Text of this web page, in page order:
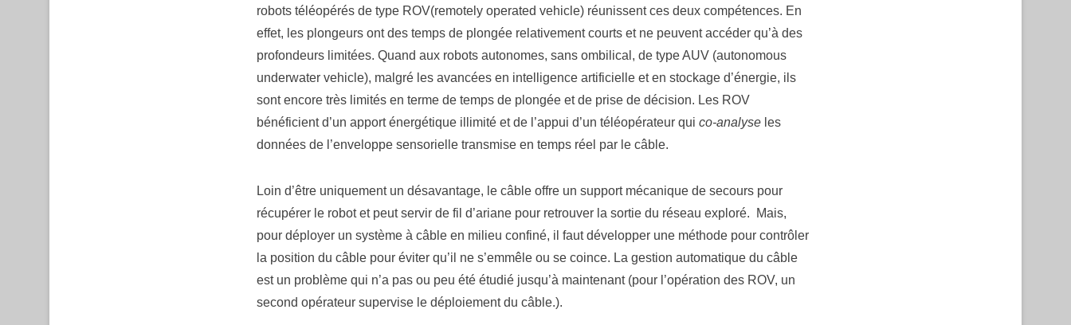
robots téléopérés de type ROV(remotely operated vehicle) réunissent ces deux compétences. En
effet, les plongeurs ont des temps de plongée relativement courts et ne peuvent accéder qu’à des
profondeurs limitées. Quand aux robots autonomes, sans ombilical, de type AUV (autonomous
underwater vehicle), malgré les avancées en intelligence artificielle et en stockage d’énergie, ils
sont encore très limités en terme de temps de plongée et de prise de décision. Les ROV
bénéficient d’un apport énergétique illimité et de l’appui d’un téléopérateur qui co-analyse les
données de l’enveloppe sensorielle transmise en temps réel par le câble.
Loin d’être uniquement un désavantage, le câble offre un support mécanique de secours pour
récupérer le robot et peut servir de fil d’ariane pour retrouver la sortie du réseau exploré. Mais,
pour déployer un système à câble en milieu confiné, il faut développer une méthode pour contrôler
la position du câble pour éviter qu’il ne s’emmêle ou se coince. La gestion automatique du câble
est un problème qui n’a pas ou peu été étudié jusqu’à maintenant (pour l’opération des ROV, un
second opérateur supervise le déploiement du câble.).